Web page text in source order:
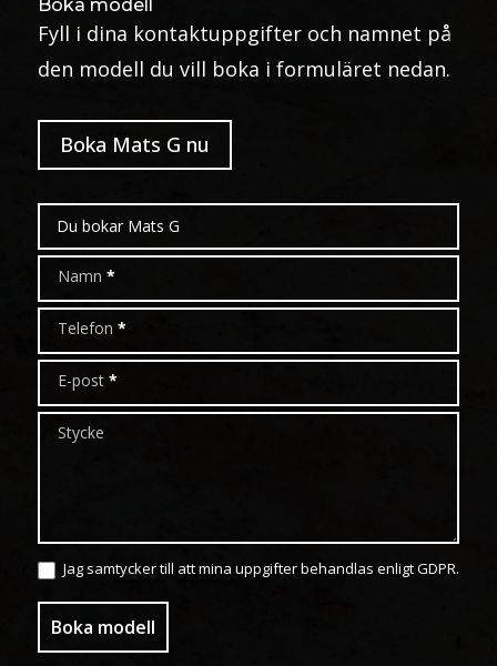
Boka modell
Fyll i dina kontaktuppgifter och namnet på
den modell du vill boka i formuläret nedan.
Boka Mats G nu
Boka
modell
Namn *
Telefon *
E-post *
Stycke
Jag samtycker till att mina uppgifter behandlas enligt GDPR.
Boka modell